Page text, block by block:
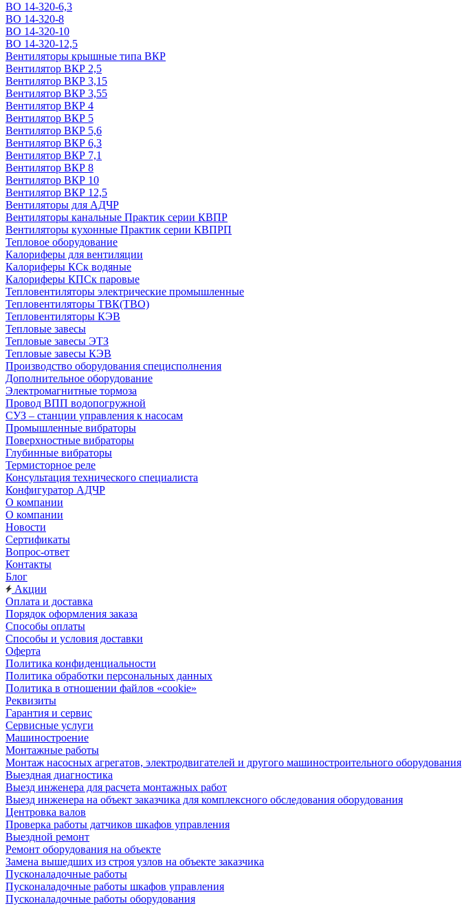
ВО 14-320-6,3
ВО 14-320-8
ВО 14-320-10
ВО 14-320-12,5
Вентиляторы крышные типа ВКР
Вентилятор ВКР 2,5
Вентилятор ВКР 3,15
Вентилятор ВКР 3,55
Вентилятор ВКР 4
Вентилятор ВКР 5
Вентилятор ВКР 5,6
Вентилятор ВКР 6,3
Вентилятор ВКР 7,1
Вентилятор ВКР 8
Вентилятор ВКР 10
Вентилятор ВКР 12,5
Вентиляторы для АДЧР
Вентиляторы канальные Практик серии КВПР
Вентиляторы кухонные Практик серии КВПРП
Тепловое оборудование
Калориферы для вентиляции
Калориферы КСк водяные
Калориферы КПСк паровые
Тепловентиляторы электрические промышленные
Тепловентиляторы ТВК(ТВО)
Тепловентиляторы КЭВ
Тепловые завесы
Тепловые завесы ЭТЗ
Тепловые завесы КЭВ
Производство оборудования специсполнения
Дополнительное оборудование
Электромагнитные тормоза
Провод ВПП водопогружной
СУЗ – станции управления к насосам
Промышленные вибраторы
Поверхностные вибраторы
Глубинные вибраторы
Термисторное реле
Консультация технического специалиста
Конфигуратор АДЧР
О компании
О компании
Новости
Сертификаты
Вопрос-ответ
Контакты
Блог
Акции
Оплата и доставка
Порядок оформления заказа
Способы оплаты
Способы и условия доставки
Оферта
Политика конфиденциальности
Политика обработки персональных данных
Политика в отношении файлов «cookie»
Реквизиты
Гарантия и сервис
Сервисные услуги
Машиностроение
Монтажные работы
Монтаж насосных агрегатов, электродвигателей и другого машиностроительного оборудования
Выездная диагностика
Выезд инженера для расчета монтажных работ
Выезд инженера на объект заказчика для комплексного обследования оборудования
Центровка валов
Проверка работы датчиков шкафов управления
Выездной ремонт
Ремонт оборудования на объекте
Замена вышедших из строя узлов на объекте заказчика
Пусконаладочные работы
Пусконаладочные работы шкафов управления
Пусконаладочные работы оборудования